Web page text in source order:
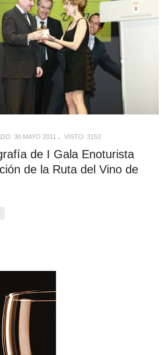
30 MAYO 2011 VISTO: 3153
de I Gala Enoturista
de la Ruta del Vino de